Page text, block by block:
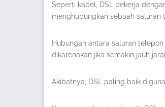
Seperti kabel, DSL bekerja
menghubungkan sebuah
Hubungan antara saluran
dikarenakan jika semakin jauh
Akibatnya, DSL paling baik